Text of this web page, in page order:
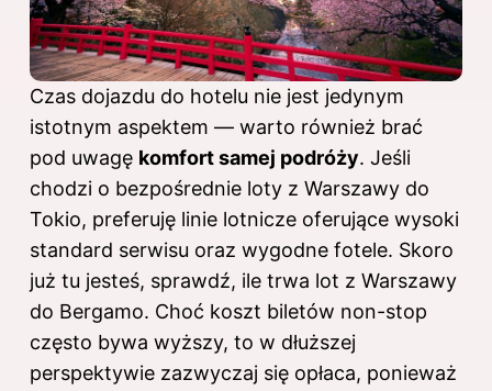
Czas dojazdu do hotelu nie jest jedynym
istotnym aspektem — warto również brać
pod uwagę komfort samej podróży. Jeśli
chodzi o bezpośrednie loty z Warszawy do
Tokio, preferuję linie lotnicze oferujące wysoki
standard serwisu oraz wygodne fotele. Skoro
już tu jesteś, sprawdź, ile trwa lot z Warszawy
do Bergamo. Choć koszt biletów non-stop
często bywa wyższy, to w dłuższej
perspektywie zazwyczaj się opłaca, ponieważ